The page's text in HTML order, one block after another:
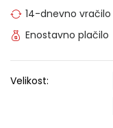
14-dnevno vračilo
Enostavno plačilo
Velikost: